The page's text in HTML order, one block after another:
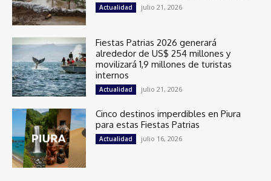
Actualidad julio 21, 2026
Fiestas Patrias 2026 generará
alrededor de US$ 254 millones y
movilizará 1,9 millones de turistas
internos
Actualidad julio 21, 2026
Cinco destinos imperdibles en Piura
para estas Fiestas Patrias
Actualidad julio 16, 2026